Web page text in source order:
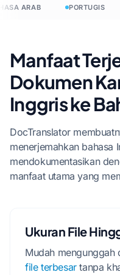
ARAB PORTUGIS
Manfaat
Dokumen
Inggris ke
DocTranslator
menerjemahkan bahasa
mendokumentasikan
manfaat utama yang
Ukuran File
Mudah mengunggah
file terbesartanpa